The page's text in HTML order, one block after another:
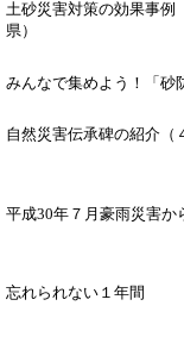
土砂災害対策の効果事例
県）
みんなで集めよう！「砂
自然災害伝承碑の紹介（
平成30年７月豪雨災害か
忘れられない１年間